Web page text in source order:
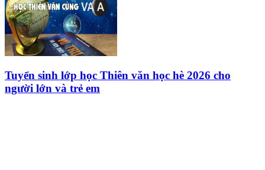
Tuyển sinh lớp học Thiên văn học hè 2026 cho
người lớn và trẻ em